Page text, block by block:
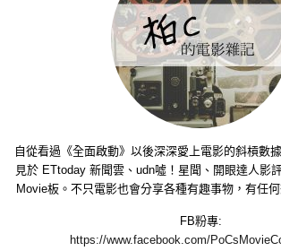
自從看過《全面啟動》以後深深愛上電影的斜槓數
見於 ETtoday 新聞雲、udn噓！星聞、開眼達人影
Movie板。不只電影也會分享各種有趣事物，有任
FB粉專:
https://www.facebook.com/